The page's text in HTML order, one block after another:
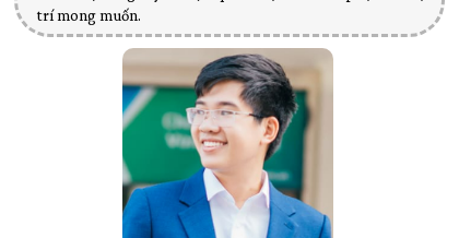
trí mong muốn.